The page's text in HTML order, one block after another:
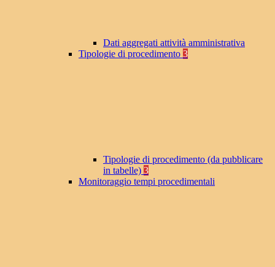
Dati aggregati attività amministrativa
Tipologie di procedimento 3
Tipologie di procedimento (da pubblicare
in tabelle) 3
Monitoraggio tempi procedimentali